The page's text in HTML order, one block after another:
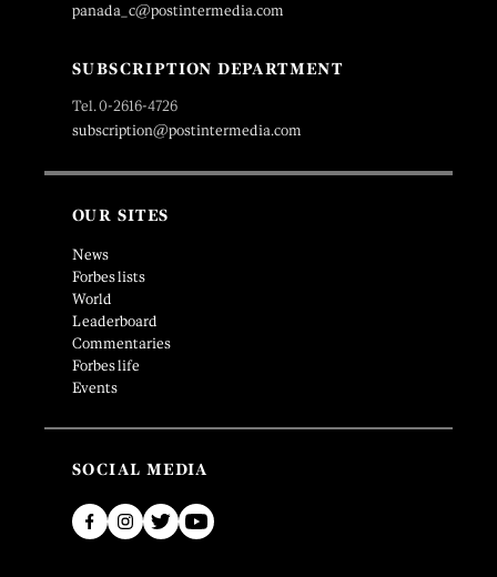
panada_c@postintermedia.com
SUBSCRIPTION DEPARTMENT
Tel. 0-2616-4726
subscription@postintermedia.com
OUR SITES
News
Forbes lists
World
Leaderboard
Commentaries
Forbes life
Events
SOCIAL MEDIA